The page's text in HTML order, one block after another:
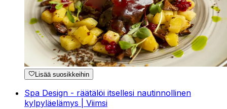
Lisää suosikkeihin
Spa Design - räätälöi itsellesi nautinnollinen
kylpyläelämys | Viimsi